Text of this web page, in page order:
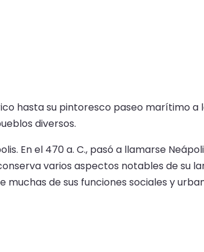
hasta su pintoresco paseo marítimo a
diversos.
En el 470 a. C., pasó a llamarse
varios aspectos notables de su
de sus funciones sociales y